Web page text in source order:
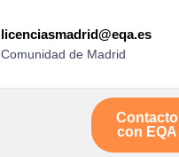
licenciasmadrid@eqa.es
Comunidad de Madrid
Contacto
con EQA